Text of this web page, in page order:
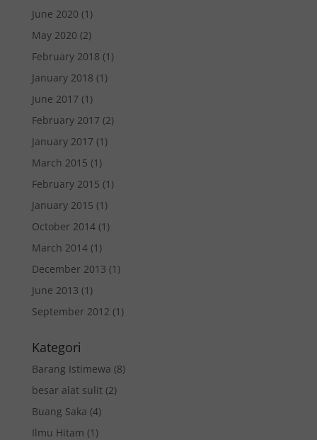
June 2020 (1)
May 2020 (2)
February 2018 (1)
January 2018 (1)
June 2017 (1)
February 2017 (2)
January 2017 (1)
March 2015 (1)
February 2015 (1)
January 2015 (1)
October 2014(1)
March 2014(1)
December 2013 (1)
June 2013 (1)
September 2012 (1)
Kategori
Barang Istimewa (8)
besar alat sulit(2)
Buang Saka (4)
Ilmu Hitam (1)